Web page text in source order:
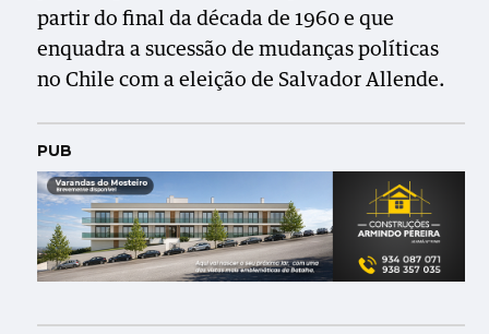
partir do final da década de 1960 e que
enquadra a sucessão de mudanças políticas
no Chile com a eleição de Salvador Allende.
PUB